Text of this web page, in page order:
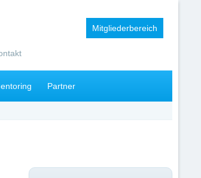
Mitgliederbereich
Partner